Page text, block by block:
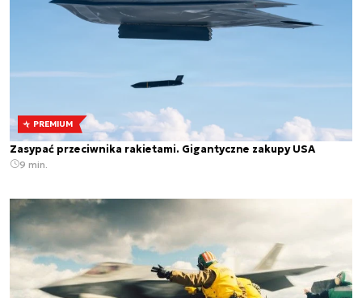
PREMIUM
Zasypać przeciwnika rakietami. Gigantyczne zakupy USA
9 min.